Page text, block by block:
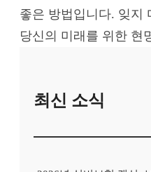
좋은 방법입니다. 잊지
당신의 미래를 위한 현
최신 소식